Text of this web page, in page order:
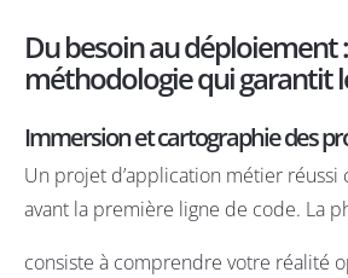
Du besoin au déploiement
méthodologie qui garantit
Immersion et cartographie des
Un projet d’application métier
avant la première ligne de code. La
consiste à comprendre votre réalité